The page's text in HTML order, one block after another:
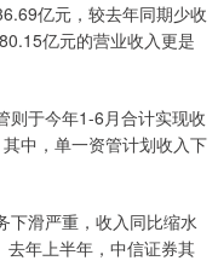
亿元，较去年同期少收
亿元的营业收入更是
于今年1-6月合计实现收
中，单一资管计划收入下
滑严重，收入同比缩水
年上半年，中信证券其